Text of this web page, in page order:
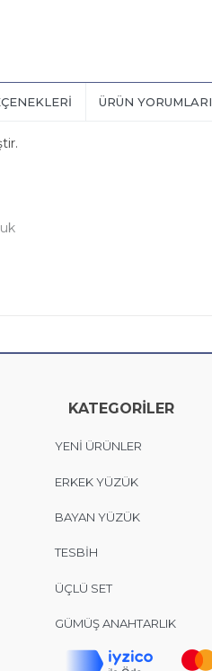
ÜRÜN YORUMLARI
KATEGORİLER
YENİ ÜRÜNLER
ERKEK YÜZÜK
BAYAN YÜZÜK
TESBİH
ÜÇLÜ SET
GÜMÜŞ ANAHTARLIK